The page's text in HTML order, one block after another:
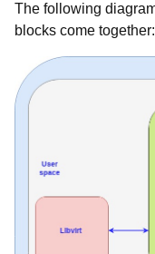
The following
blocks come together: